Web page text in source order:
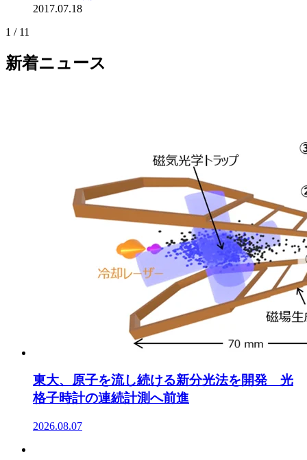
2017.07.18
1 / 11
新着ニュース
東大、原子を流し続ける新分光法を開発 光
格子時計の連続計測へ前進
2026.08.07